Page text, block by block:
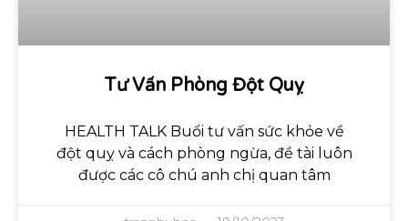
Tư Vấn Phòng Đột Quỵ
HEALTH TALK Buổi tư vấn sức khỏe về
đột quỵ và cách phòng ngừa, đề tài luôn
được các cô chú anh chị quan tâm